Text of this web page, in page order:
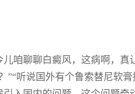
咱聊聊白癜风，这病啊，真
”“听说国外有个鲁索替尼软